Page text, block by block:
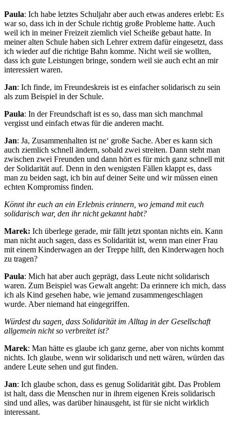
Paula: Ich habe letztes Schuljahr aber auch etwas anderes erlebt: Es
war so, dass ich in der Schule richtig große Probleme hatte. Auch
weil ich in meiner Freizeit ziemlich viel Scheiße gebaut hatte. In
meiner alten Schule haben sich Lehrer extrem dafür eingesetzt, dass
ich wieder auf die richtige Bahn komme. Nicht weil sie wollten,
dass ich gute Leistungen bringe, sondern weil sie auch echt an mir
interessiert waren.
Jan: Ich finde, im Freundeskreis ist es einfacher solidarisch zu sein
als zum Beispiel in der Schule.
Paula: In der Freundschaft ist es so, dass man sich manchmal
vergisst und einfach etwas für die anderen macht.
Jan: Ja, Zusammenhalten ist ne‘ große Sache. Aber es kann sich
auch ziemlich schnell ändern, sobald zwei streiten. Dann steht man
zwischen zwei Freunden und dann hört es für mich ganz schnell mit
der Solidarität auf. Denn in den wenigsten Fällen klappt es, dass
man zu beiden sagt, ich bin auf deiner Seite und wir müssen einen
echten Kompromiss finden.
Könnt ihr euch an ein Erlebnis erinnern, wo jemand mit euch
solidarisch war, den ihr nicht gekannt habt?
Marek: Ich überlege gerade, mir fällt jetzt spontan nichts ein. Kann
man nicht auch sagen, dass es Solidarität ist, wenn man einer Frau
mit einem Kinderwagen an der Treppe hilft, den Kinderwagen hoch
zu tragen?
Paula: Mich hat aber auch geprägt, dass Leute nicht solidarisch
waren. Zum Beispiel was Gewalt angeht: Da erinnere ich mich, dass
ich als Kind gesehen habe, wie jemand zusammengeschlagen
wurde. Aber niemand hat eingegriffen.
Würdest du sagen, dass Solidarität im Alltag in der Gesellschaft
allgemein nicht so verbreitet ist?
Marek: Man hätte es glaube ich ganz gerne, aber von nichts kommt
nichts. Ich glaube, wenn wir solidarisch und nett wären, würden das
andere Leute sehen und gut finden.
Jan: Ich glaube schon, dass es genug Solidarität gibt. Das Problem
ist halt, dass die Menschen nur in ihrem eigenen Kreis solidarisch
sind und alles, was darüber hinausgeht, ist für sie nicht wirklich
interessant.